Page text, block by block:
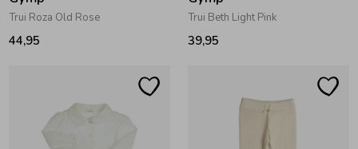
Trui Roza Old Rose
44,95
Trui Beth Light Pink
39,95